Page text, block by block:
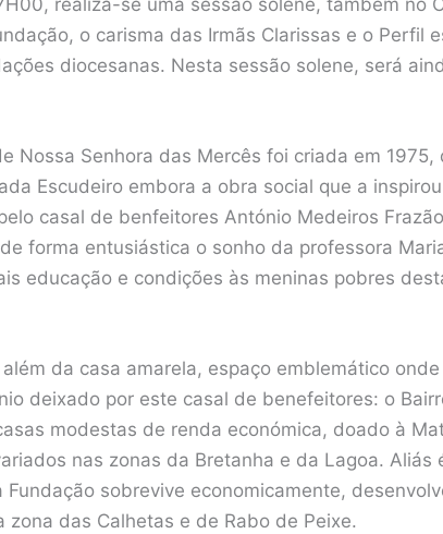
o carisma das Irmãs Clarissas e o Perfil
diocesanas. Nesta sessão solene, será
Nossa Senhora das Mercês foi criada em 1975,
Escudeiro embora a obra social que a
casal de benfeitores António Medeiros
forma entusiástica o sonho da professora
educação e condições às meninas pobres
da casa amarela, espaço emblemático
deixado por este casal de benefeitores: o
modestas de renda económica, doado à
nas zonas da Bretanha e da Lagoa. Aliás
sobrevive economicamente,
das Calhetas e de Rabo de Peixe.